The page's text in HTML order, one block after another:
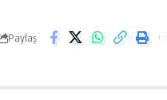
Paylaş